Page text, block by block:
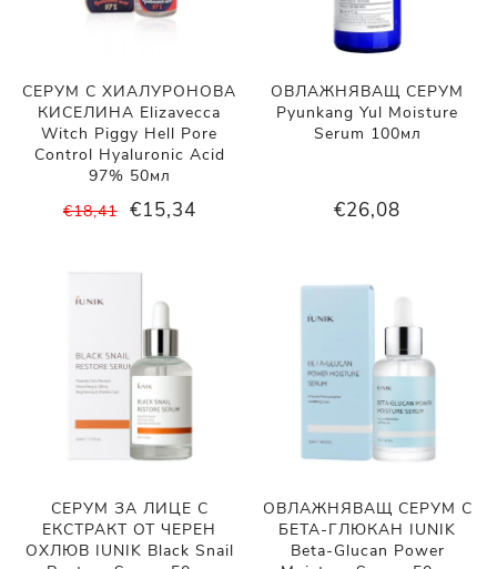
СЕРУМ С ХИАЛУРОНОВА
КИСЕЛИНА Elizavecca
Witch Piggy Hell Pore
Control Hyaluronic Acid
97% 50мл
€18,41 €15,34
ОВЛАЖНЯВАЩ СЕРУМ
Pyunkang Yul Moisture
Serum 100мл
€26,08
СЕРУМ ЗА ЛИЦЕ С
ЕКСТРАКТ ОТ ЧЕРЕН
ОХЛЮВ IUNIK Black Snail
ОВЛАЖНЯВАЩ СЕРУМ С
БЕТА-ГЛЮКАН IUNIK
Beta-Glucan Power